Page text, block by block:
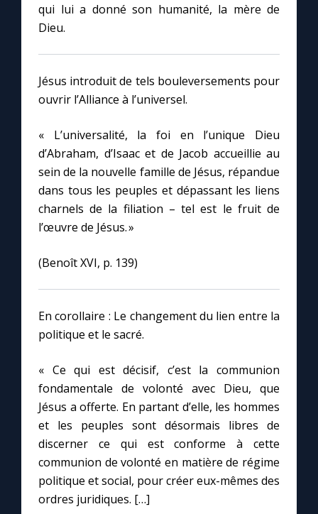
qui lui a donné son humanité, la mère de
Dieu.
Jésus introduit de tels bouleversements pour
ouvrir l’Alliance à l’universel.
« L’universalité, la foi en l’unique Dieu
d’Abraham, d’Isaac et de Jacob accueillie au
sein de la nouvelle famille de Jésus, répandue
dans tous les peuples et dépassant les liens
charnels de la filiation – tel est le fruit de
l’œuvre de Jésus. »
(Benoît XVI, p. 139)
En corollaire : Le changement du lien entre la
politique et le sacré.
« Ce qui est décisif, c’est la communion
fondamentale de volonté avec Dieu, que
Jésus a offerte. En partant d’elle, les hommes
et les peuples sont désormais libres de
discerner ce qui est conforme à cette
communion de volonté en matière de régime
politique et social, pour créer eux-mêmes des
ordres juridiques. […]